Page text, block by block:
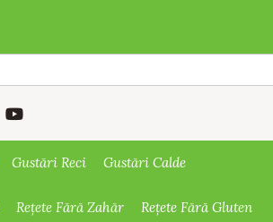
Gustări Reci Gustări Calde
Rețete Fără Zahăr Rețete Fără Gluten